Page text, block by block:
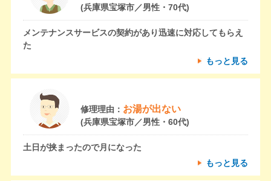
(兵庫県宝塚市／男性・70代)
メンテナンスサービスの契約があり迅速に対応してもらえ
た
もっと見る
修理理由： お湯が出ない
(兵庫県宝塚市／男性・60代)
土日が挟まったので月になった
もっと見る